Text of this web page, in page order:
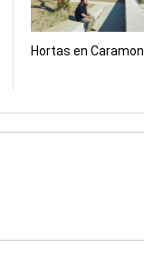
Hortas en